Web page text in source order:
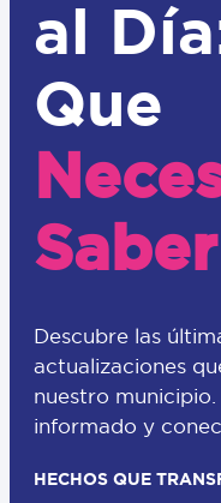
al
Que
Saber
Descubre las
actualizaciones
nuestro
informado y
HECHOS QUE